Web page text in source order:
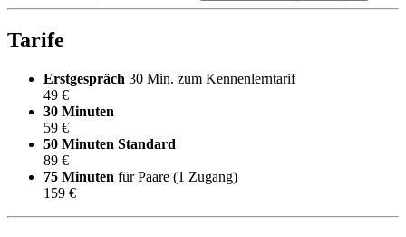
Tarife
Erstgespräch 30 Min. zum Kennenlerntarif
49 €
30 Minuten
59 €
50 Minuten Standard
89 €
75 Minuten für Paare (1 Zugang)
159 €